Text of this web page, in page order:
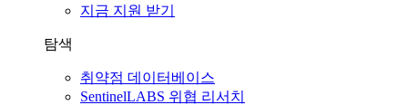
지금 지원 받기
탐색
취약점 데이터베이스
SentinelLABS 위협 리서치